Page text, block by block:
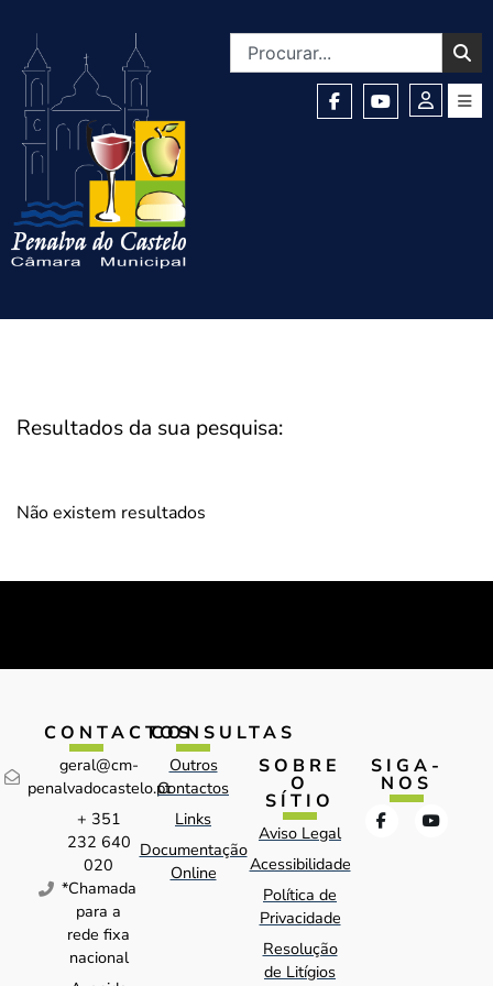
Resultados da sua pesquisa:
Não existem resultados
CONTACTOS
geral@cm-
penalvadocastelo.pt
+ 351
232 640
020
*Chamada
para a
rede fixa
nacional
CONSULTAS
Outros
Contactos
Links
Documentação
Online
SOBRE
O
SÍTIO
Aviso Legal
Acessibilidade
Política de
Privacidade
Resolução
de Litígios
SIGA-
NOS